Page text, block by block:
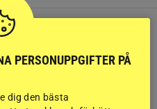
PERSONUPPGIFTER PÅ
dig den bästa